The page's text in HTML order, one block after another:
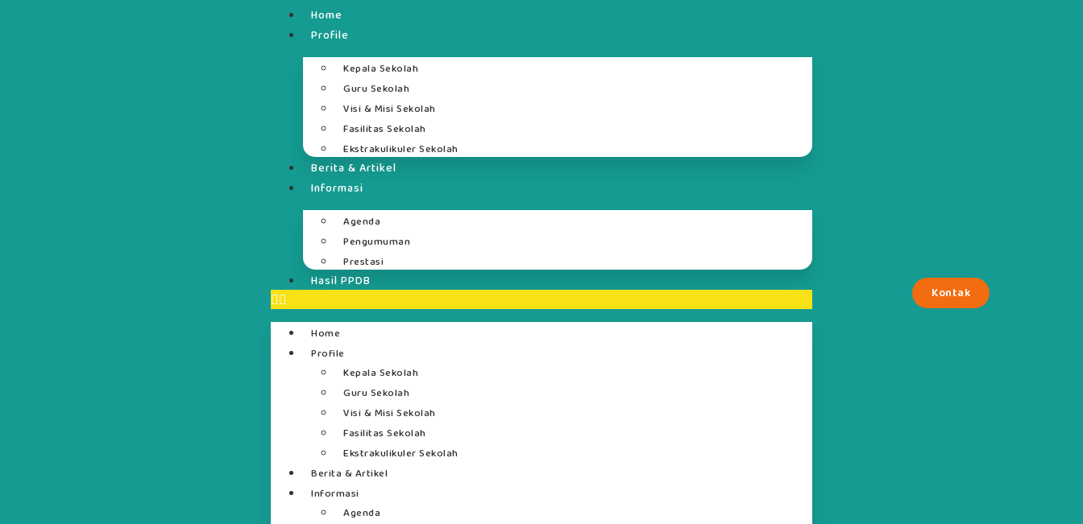
Home
Profile
Kepala Sekolah
Guru Sekolah
Visi & Misi Sekolah
Fasilitas Sekolah
Ekstrakulikuler Sekolah
Berita & Artikel
Informasi
Agenda
Pengumuman
Prestasi
Hasil PPDB
Home
Profile
Kepala Sekolah
Guru Sekolah
Visi & Misi Sekolah
Fasilitas Sekolah
Ekstrakulikuler Sekolah
Berita & Artikel
Informasi
Agenda
Kontak